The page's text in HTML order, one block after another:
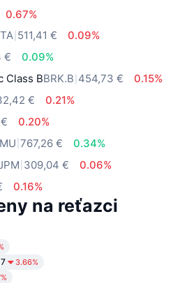
0.67%
511,41 €
0.09%
€
0.09%
Class BBRK.B 454,73 €
0.15%
€
0.21%
0.20%
MU 767,26 €
0.34%
309,04 €
0.06%
0.16%
na reťazci
3.66%